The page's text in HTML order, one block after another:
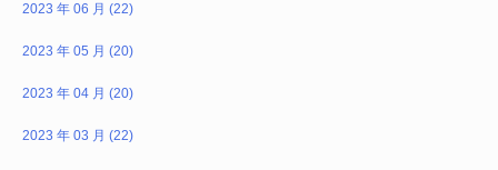
2023 年 06 月 (22)
2023 年 05 月 (20)
2023 年 04 月 (20)
2023 年 03 月 (22)